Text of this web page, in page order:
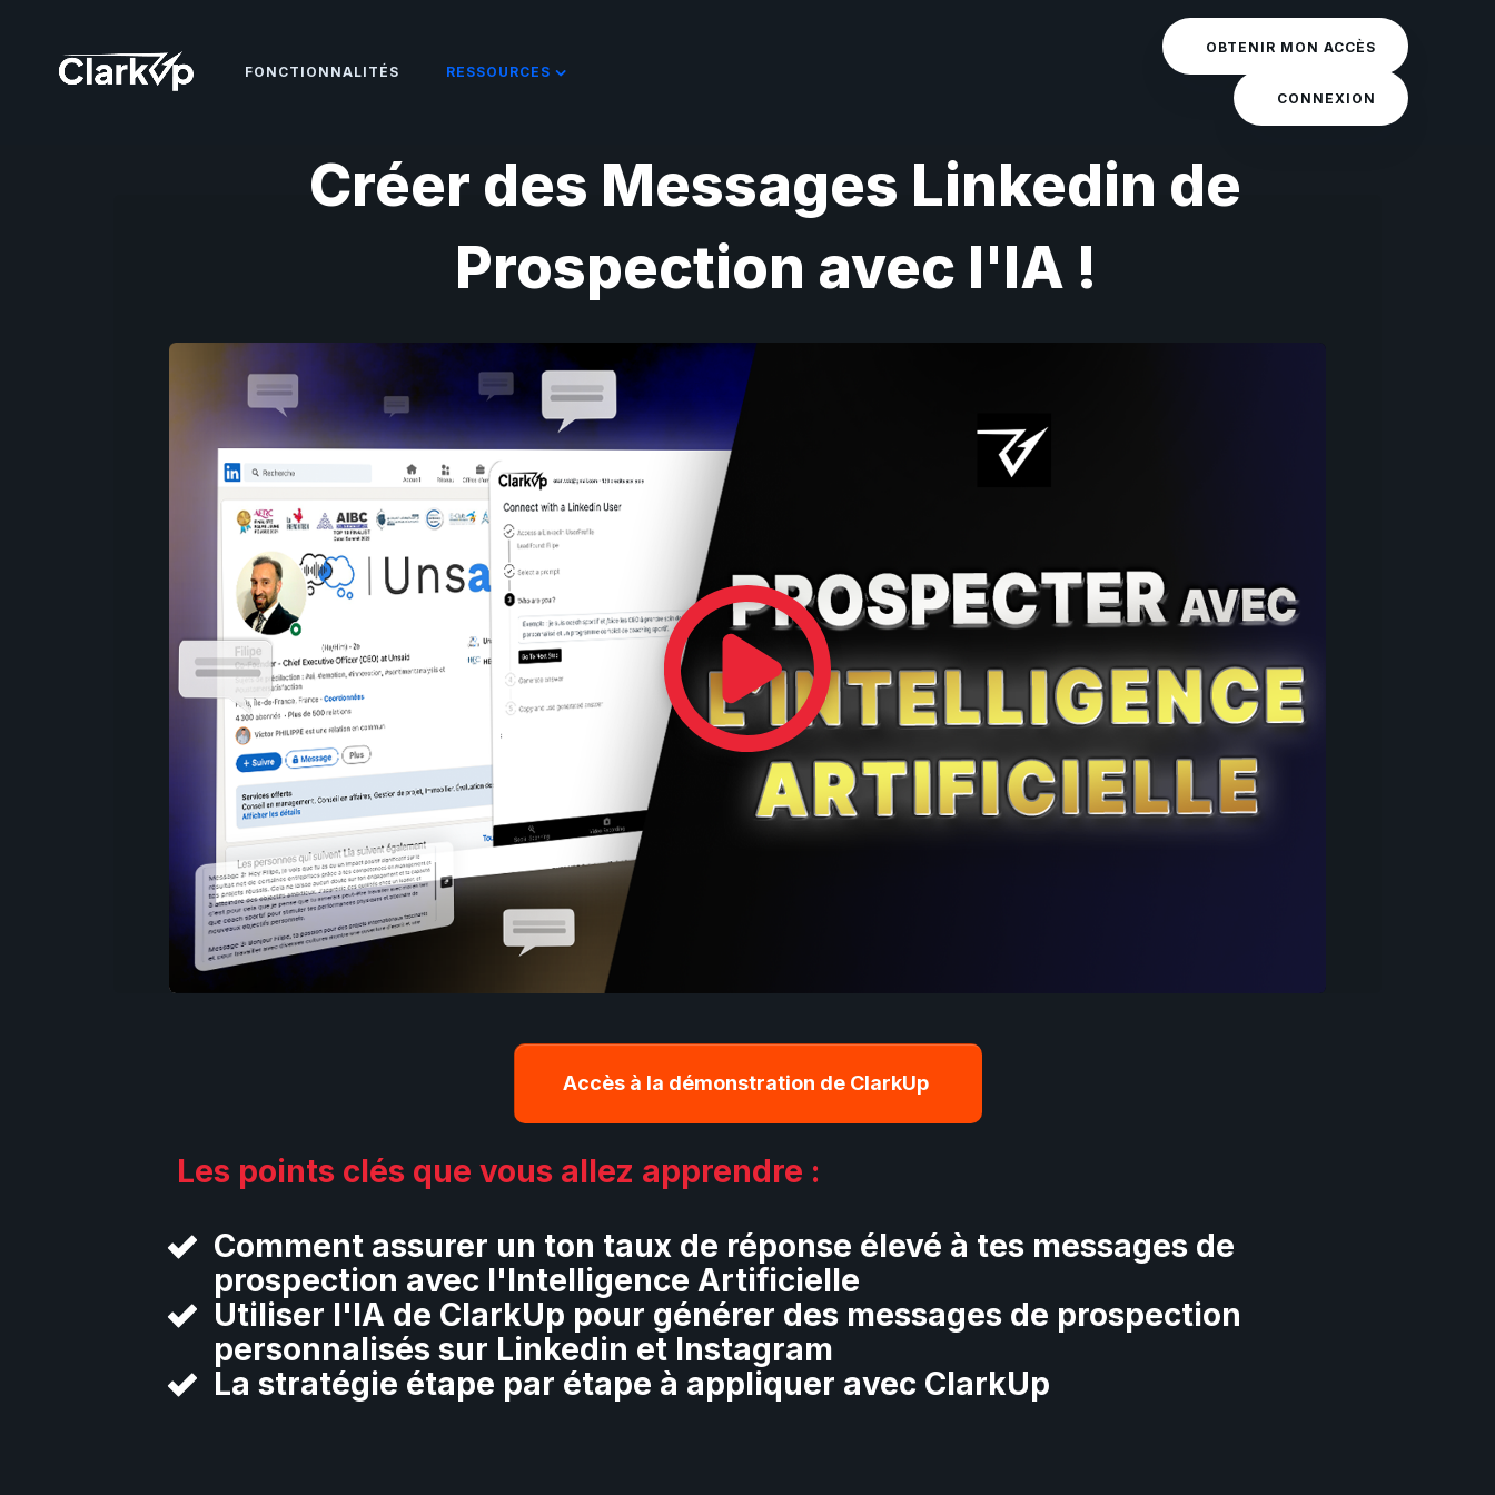
FONCTIONNALITÉS RESSOURCES
OBTENIR MON ACCÈS
CONNEXION
Créer des Messages Linkedin de
Prospection avec l'IA !
Accès à la démonstration de ClarkUp
Les points clés que vous allez apprendre :
Comment assurer un ton taux de réponse élevé à tes messages de
prospection avec l'Intelligence Artificielle
Utiliser l'IA de ClarkUp pour générer des messages de prospection
personnalisés sur Linkedin et Instagram
La stratégie étape par étape à appliquer avec ClarkUp